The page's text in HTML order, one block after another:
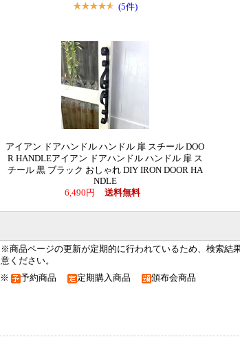
(5件)
アイアン ドアハンドル ハンドル 扉 スチール DOO
R HANDLEアイアン ドアハンドル ハンドル 扉 ス
チール 黒 ブラック おしゃれ DIY IRON DOOR HA
NDLE
6,490円
送料無料
※商品ページの更新が定期的に行われているため、検索結
意ください。
※ 予約商品 定期購入商品 頒布会商品